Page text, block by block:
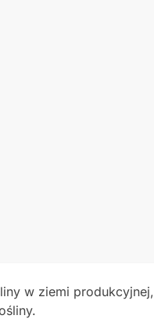
w ziemi produkcyjnej,